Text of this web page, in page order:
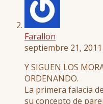
Farallon
septiembre 21,
Y SIGUEN LOS
ORDENANDO.
La primera falacia
su concepto de